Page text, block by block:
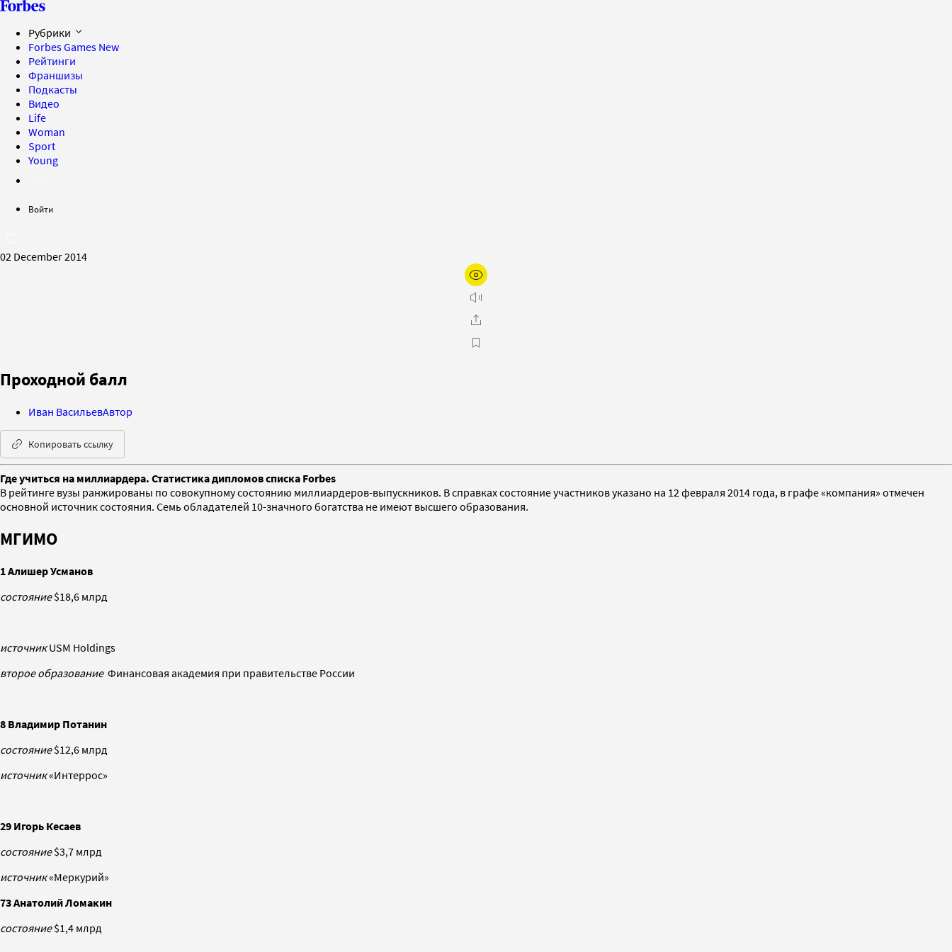
Рубрики
Forbes Games New
Рейтинги
Франшизы
Подкасты
Видео
Life
Woman
Sport
Young
Войти
02 December 2014
Проходной балл
Иван ВасильевАвтор
Копировать ссылку
Где учиться на миллиардера. Статистика дипломов списка Forbes
В рейтинге вузы ранжированы по совокупному состоянию миллиардеров-выпускников. В справках состояние участников указано на 12 февраля 2014 года, в графе «компания» отмечен
основной источник состояния. Семь обладателей 10-значного богатства не имеют высшего образования.
МГИМО
1 Алишер Усманов
состояние$18,6 млрд
источникUSM Holdings
второе образованиеФинансовая академия при правительстве России
8 Владимир Потанин
состояние$12,6 млрд
источник«Интеррос»
29 Игорь Кесаев
состояние$3,7 млрд
источник«Меркурий»
73 Анатолий Ломакин
состояние$1,4 млрд